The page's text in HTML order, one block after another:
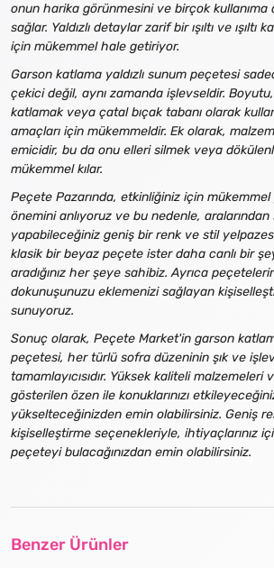
onun harika görünmesini ve birçok kullanıma
sağlar. Yaldızlı detaylar zarif bir ışıltı ve ışıltı
için mükemmel hale getiriyor.
Garson katlama yaldızlı sunum peçetesi
çekici değil, aynı zamanda işlevseldir.
katlamak veya çatal bıçak tabanı olarak
amaçları için mükemmeldir. Ek olarak,
emicidir, bu da onu elleri silmek veya
mükemmel kılar.
Peçete Pazarında, etkinliğiniz için
önemini anlıyoruz ve bu nedenle, aralarından
yapabileceğiniz geniş bir renk ve stil
klasik bir beyaz peçete ister daha canlı bir
aradığınız her şeye sahibiz. Ayrıca
dokunuşunuzu eklemenizi sağlayan
sunuyoruz.
Sonuç olarak, Peçete Market'in garson
peçetesi, her türlü sofra düzeninin şık ve
tamamlayıcısıdır. Yüksek kaliteli malzemeleri
gösterilen özen ile konuklarınızı
yükselteceğinizden emin olabilirsiniz. Geniş
kişiselleştirme seçenekleriyle, ihtiyaçlarınız
peçeteyi bulacağınızdan emin olabilirsiniz.
Benzer Ürünler